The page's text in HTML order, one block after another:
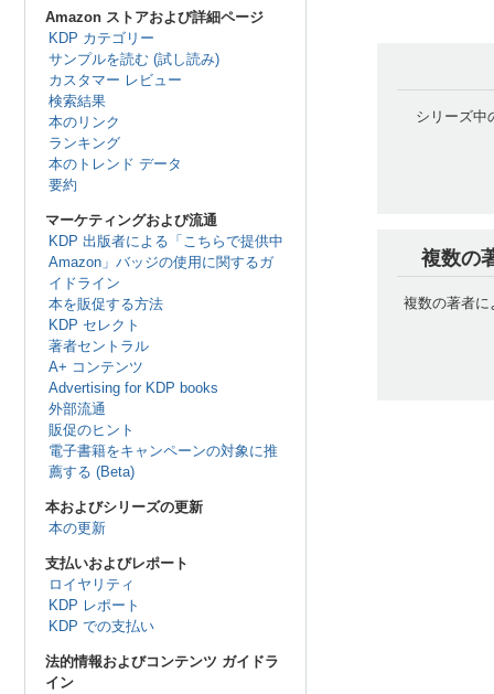
Amazon ストアおよび詳細ページ
KDP カテゴリー
サンプルを読む (試し読み)
カスタマー レビュー
検索結果
本のリンク
ランキング
本のトレンド データ
要約
マーケティングおよび流通
KDP 出版者による「こちらで提供中
Amazon」バッジの使用に関するガ
イドライン
本を販促する方法
KDP セレクト
著者セントラル
A+ コンテンツ
Advertising for KDP books
外部流通
販促のヒント
電子書籍をキャンペーンの対象に推
薦する (Beta)
本およびシリーズの更新
本の更新
支払いおよびレポート
ロイヤリティ
KDP レポート
KDP での支払い
法的情報およびコンテンツ ガイドラ
イン
シリーズ中
複数の
複数の著者